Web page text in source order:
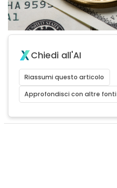
Chiedi all'AI
Riassumi questo articolo
Approfondisci con altre fonti